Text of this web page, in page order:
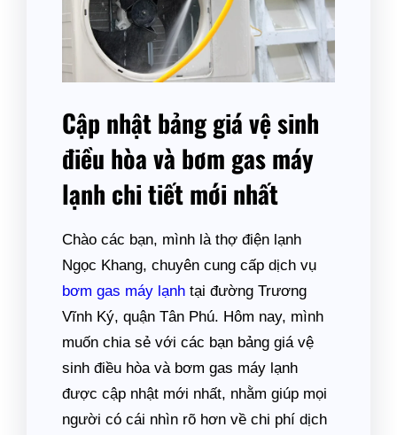
Cập nhật bảng giá vệ sinh
điều hòa và bơm gas máy
lạnh chi tiết mới nhất
Chào các bạn, mình là thợ điện lạnh
Ngọc Khang, chuyên cung cấp dịch vụ
bơm gas máy lạnh tại đường Trương
Vĩnh Ký, quận Tân Phú. Hôm nay, mình
muốn chia sẻ với các bạn bảng giá vệ
sinh điều hòa và bơm gas máy lạnh
được cập nhật mới nhất, nhằm giúp mọi
người có cái nhìn rõ hơn về chi phí dịch